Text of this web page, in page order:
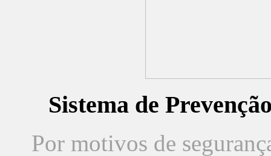
Sistema de
Por motivos de